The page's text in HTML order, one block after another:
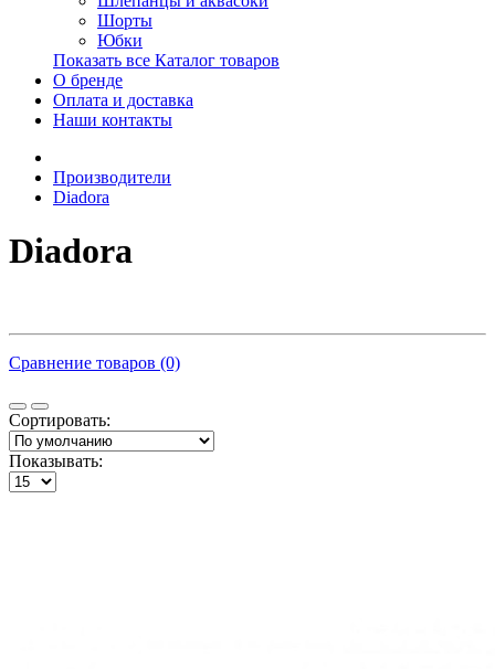
Шорты
Юбки
Показать все Каталог товаров
О бренде
Оплата и доставка
Наши контакты
Производители
Diadora
Diadora
Сравнение товаров (0)
Сортировать:
Показывать: